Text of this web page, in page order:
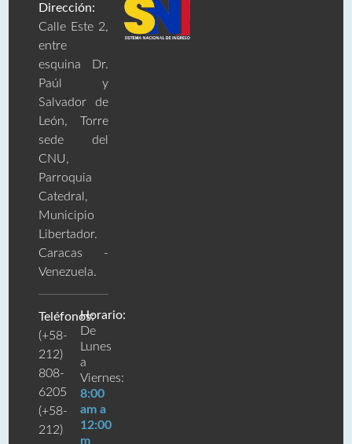
Dirección:
Calle Este 2,
entre
esquina Dr.
Paúl y
Salvador de
León, Torre
sede del
CNU,
Parroquia
Catedral,
Municipio
Libertador.
Caracas -
Venezuela.
Teléfonos:
(+58-
212)
808-
6205
(+58-
212)
Horario:
De
Lunes
a
Viernes:
8:00
am a
12:00
m